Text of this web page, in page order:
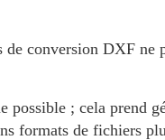
conversion DXF ne
; cela prend
formats de fichiers